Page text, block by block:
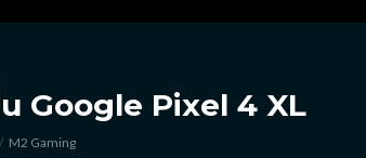
Google Pixel 4 XL
M2 Gaming